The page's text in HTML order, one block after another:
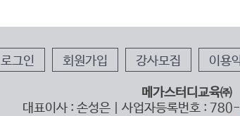
로그인 회원가입 강사모집 이용
메가스터디교육㈜
대표이사 : 손성은 | 사업자등록번호 :